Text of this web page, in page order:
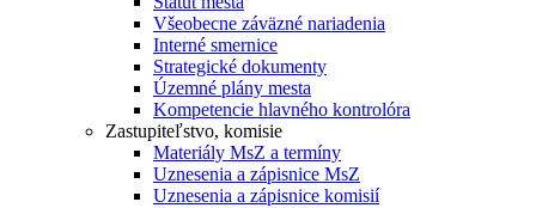
Všeobecne záväzné nariadenia
Interné smernice
Strategické dokumenty
Územné plány mesta
Kompetencie hlavného kontrolóra
Zastupiteľstvo, komisie
Materiály MsZ a termíny
Uznesenia a zápisnice MsZ
Uznesenia a zápisnice komisií